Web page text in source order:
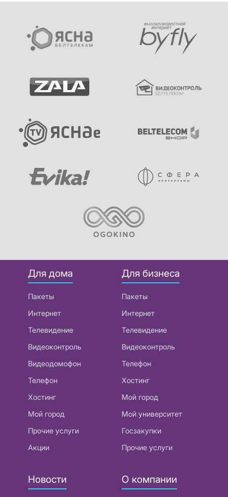
Для дома
Пакеты
Интернет
Телевидение
Видеоконтроль
Видеодомофон
Телефон
Хостинг
Мой город
Прочие услуги
Акции
Для бизнеса
Пакеты
Интернет
Телевидение
Видеоконтроль
Телефон
Хостинг
Мой город
Мой университет
Госзакупки
Прочие услуги
Новости О компании